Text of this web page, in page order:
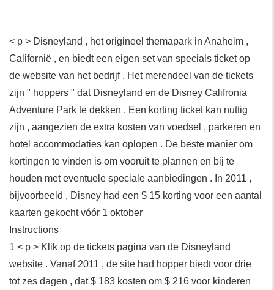
< p > Disneyland , het origineel themapark in Anaheim ,
Californië , en biedt een eigen set van specials ticket op
de website van het bedrijf . Het merendeel van de tickets
zijn " hoppers " dat Disneyland en de Disney Califronia
Adventure Park te dekken . Een korting ticket kan nuttig
zijn , aangezien de extra kosten van voedsel , parkeren en
hotel accommodaties kan oplopen . De beste manier om
kortingen te vinden is om vooruit te plannen en bij te
houden met eventuele speciale aanbiedingen . In 2011 ,
bijvoorbeeld , Disney had een $ 15 korting voor een aantal
kaarten gekocht vóór 1 oktober
Instructions
1 < p > Klik op de tickets pagina van de Disneyland
website . Vanaf 2011 , de site had hopper biedt voor drie
tot zes dagen , dat $ 183 kosten om $ 216 voor kinderen